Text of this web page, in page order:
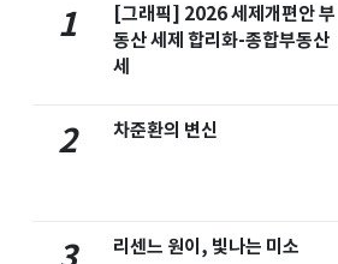
1
[그래픽] 2026 세제개편안 부
동산 세제 합리화-종합부동산
세
2 차준환의 변신
리센느 원이, 빛나는 미소